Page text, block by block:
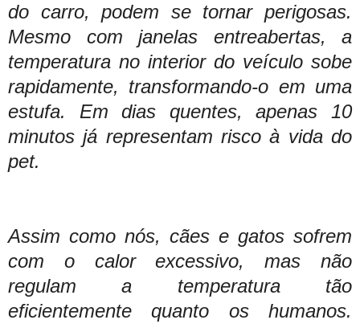
do carro, podem se tornar perigosas.
Mesmo com janelas entreabertas, a
temperatura no interior do veículo sobe
rapidamente, transformando-o em uma
estufa. Em dias quentes, apenas 10
minutos já representam risco à vida do
pet.
Assim como nós, cães e gatos sofrem
com o calor excessivo, mas não
regulam a temperatura tão
eficientemente quanto os humanos.